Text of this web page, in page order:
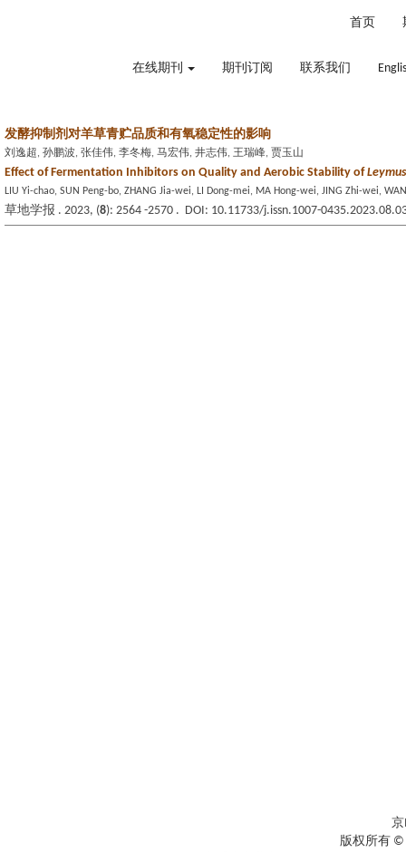
首页
在线期刊 期刊订阅 联系我们
发酵抑制剂对羊草青贮品质和有氧稳定性的影响
刘逸超, 孙鹏波, 张佳伟, 李冬梅, 马宏伟, 井志伟, 王瑞峰, 贾玉山
Effect of Fermentation Inhibitors on Quality and Aerobic Stability of
LIU Yi-chao, SUN Peng-bo, ZHANG Jia-wei, LI Dong-mei, MA Hong-wei, JING Zhi-wei,
草地学报 . 2023, (8): 2564 -2570 . DOI: 10.11733/j.issn.1007-
京
版权所有 ©